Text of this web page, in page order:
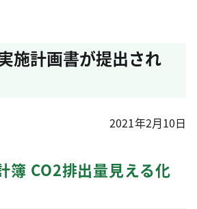
施計画書が提出され
2021年2月10日
簿 CO2排出量見える化